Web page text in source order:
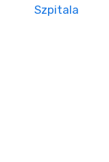
Szpitala